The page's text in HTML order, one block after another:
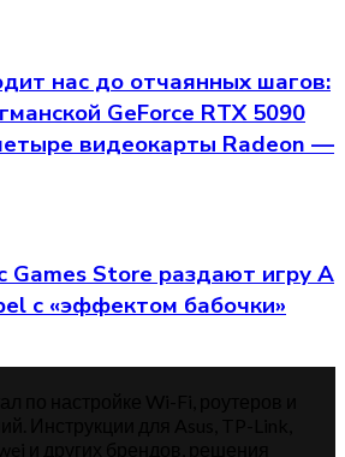
нас до отчаянных шагов:
GeForce RTX 5090
видеокарты Radeon —
Games Store раздают игру A
с «эффектом бабочки»